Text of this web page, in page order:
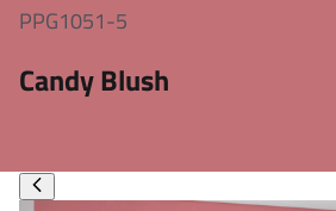
PPG1051-5
Candy Blush